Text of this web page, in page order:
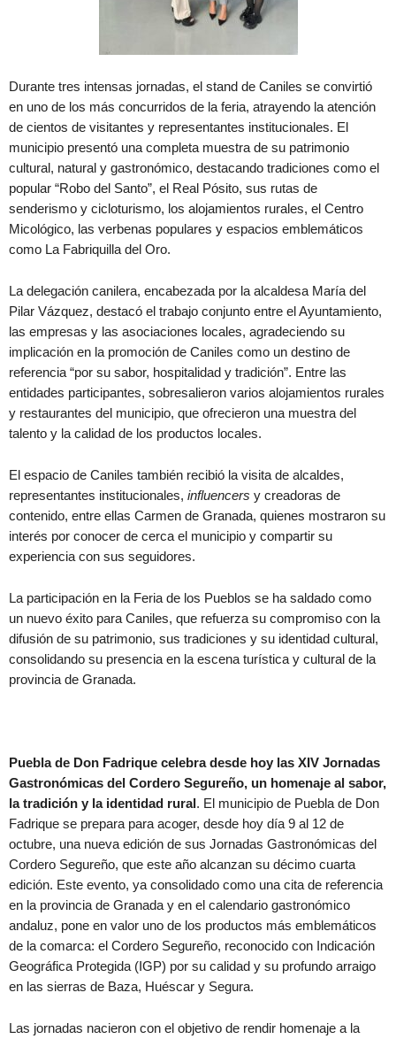
Durante tres intensas jornadas, el stand de Caniles se convirtió
en uno de los más concurridos de la feria, atrayendo la atención
de cientos de visitantes y representantes institucionales. El
municipio presentó una completa muestra de su patrimonio
cultural, natural y gastronómico, destacando tradiciones como el
popular “Robo del Santo”, el Real Pósito, sus rutas de
senderismo y cicloturismo, los alojamientos rurales, el Centro
Micológico, las verbenas populares y espacios emblemáticos
como La Fabriquilla del Oro.
La delegación canilera, encabezada por la alcaldesa María del
Pilar Vázquez, destacó el trabajo conjunto entre el Ayuntamiento,
las empresas y las asociaciones locales, agradeciendo su
implicación en la promoción de Caniles como un destino de
referencia “por su sabor, hospitalidad y tradición”. Entre las
entidades participantes, sobresalieron varios alojamientos rurales
y restaurantes del municipio, que ofrecieron una muestra del
talento y la calidad de los productos locales.
El espacio de Caniles también recibió la visita de alcaldes,
representantes institucionales, influencers y creadoras de
contenido, entre ellas Carmen de Granada, quienes mostraron su
interés por conocer de cerca el municipio y compartir su
experiencia con sus seguidores.
La participación en la Feria de los Pueblos se ha saldado como
un nuevo éxito para Caniles, que refuerza su compromiso con la
difusión de su patrimonio, sus tradiciones y su identidad cultural,
consolidando su presencia en la escena turística y cultural de la
provincia de Granada.
Puebla de Don Fadrique celebra desde hoy las XIV Jornadas
Gastronómicas del Cordero Segureño, un homenaje al sabor,
la tradición y la identidad rural. El municipio de Puebla de Don
Fadrique se prepara para acoger, desde hoy día 9 al 12 de
octubre, una nueva edición de sus Jornadas Gastronómicas del
Cordero Segureño, que este año alcanzan su décimo cuarta
edición. Este evento, ya consolidado como una cita de referencia
en la provincia de Granada y en el calendario gastronómico
andaluz, pone en valor uno de los productos más emblemáticos
de la comarca: el Cordero Segureño, reconocido con Indicación
Geográfica Protegida (IGP) por su calidad y su profundo arraigo
en las sierras de Baza, Huéscar y Segura.
Las jornadas nacieron con el objetivo de rendir homenaje a la